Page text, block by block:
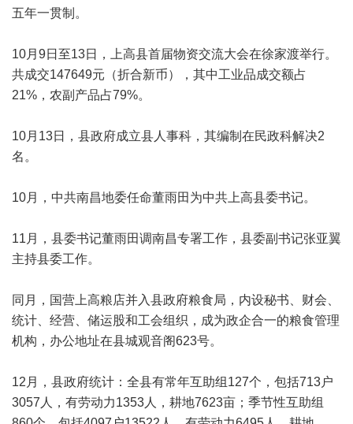
五年一贯制。
10月9日至13日，上高县首届物资交流大会在徐家渡举行。
共成交147649元（折合新币），其中工业品成交额占
21%，农副产品占79%。
10月13日，县政府成立县人事科，其编制在民政科解决2
名。
10月，中共南昌地委任命董雨田为中共上高县委书记。
11月，县委书记董雨田调南昌专署工作，县委副书记张亚翼
主持县委工作。
同月，国营上高粮店并入县政府粮食局，内设秘书、财会、
统计、经营、储运股和工会组织，成为政企合一的粮食管理
机构，办公地址在县城观音阁623号。
12月，县政府统计：全县有常年互助组127个，包括713户
3057人，有劳动力1353人，耕地7623亩；季节性互助组